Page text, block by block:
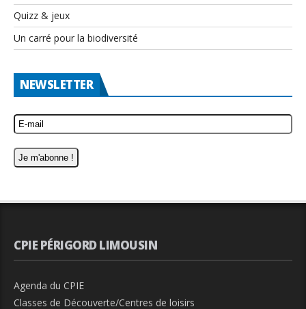
Quizz & jeux
Un carré pour la biodiversité
NEWSLETTER
CPIE PÉRIGORD LIMOUSIN
Agenda du CPIE
Classes de Découverte/Centres de loisirs